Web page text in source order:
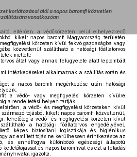
korlátozásai alól a napos baromfi közvetlen
vonatkozóan
eltérően, a védőkörzeten belül elhelyezkedő
kikelt napos baromfi Magyarország területén
körzeten kívül fekvő gazdaságba vagy
közvetlenül szállítható a hatósági főállatorvos
mellett:
által vagy annak felügyelete alatt leplombált
intézkedéseket alkalmaznak a szállítás során és
a napos baromfi megérkezése után hatósági
a védő- vagy megfigyelési körzeten kívülre
a rendeltetési helyen tartják.
a védő- és megfigyelési körzeteken kívül
tojásból kikelt napos baromfi közvetlenül,
lehetőleg a védő- és megfigyelési körzeten kívül
a hatósági főállatorvos engedélyével,
képes biztosítani logisztikája és higiénikus
az említett tojás ne kerülhessen érintkezésbe az
és ennélfogva különböző egészségi állapotú
keltetőtojással és napos baromfival és ezt a feladás
igazolta.